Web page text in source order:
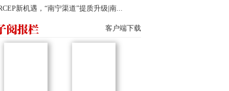
新机遇，“南宁渠道”提质升级|南...
客户端下载